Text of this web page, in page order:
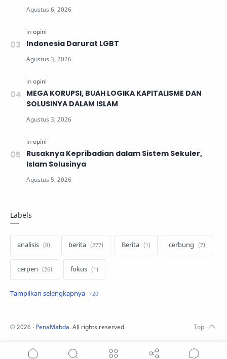
Indonesia Darurat LGBT
MEGA KORUPSI, BUAH LOGIKA KAPITALISME DAN
SOLUSINYA DALAM ISLAM
Rusaknya Kepribadian dalam Sistem Sekuler,
Islam Solusinya
Labels
analisis berita Berita cerbung
cerpen fokus
hukum internasional
©2026 ‧ PenaMabda. All rights reserved.